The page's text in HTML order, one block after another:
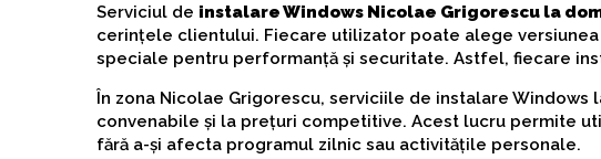
Serviciul de instalare Windows Nicolae Grigorescu la
cerințele clientului. Fiecare utilizator poate alege
speciale pentru performanță și securitate. Astfel, fiecare
În zona Nicolae Grigorescu, serviciile de instalare
convenabile și la prețuri competitive. Acest lucru permite
fără a-și afecta programul zilnic sau activitățile personale.